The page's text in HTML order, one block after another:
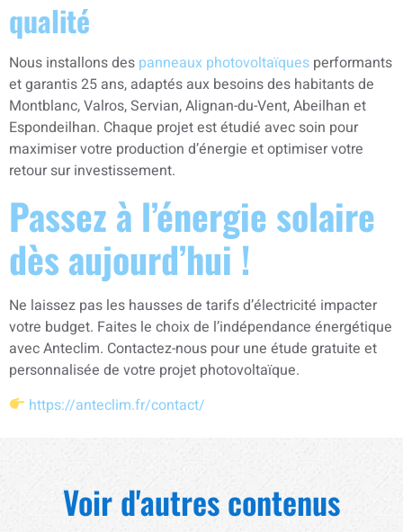
qualité
Nous installons des panneaux photovoltaïques performants
et garantis 25 ans, adaptés aux besoins des habitants de
Montblanc, Valros, Servian, Alignan-du-Vent, Abeilhan et
Espondeilhan. Chaque projet est étudié avec soin pour
maximiser votre production d’énergie et optimiser votre
retour sur investissement.
Passez à l’énergie solaire
dès aujourd’hui !
Ne laissez pas les hausses de tarifs d’électricité impacter
votre budget. Faites le choix de l’indépendance énergétique
avec Anteclim. Contactez-nous pour une étude gratuite et
personnalisée de votre projet photovoltaïque.
https://anteclim.fr/contact/
Voir d'autres contenus